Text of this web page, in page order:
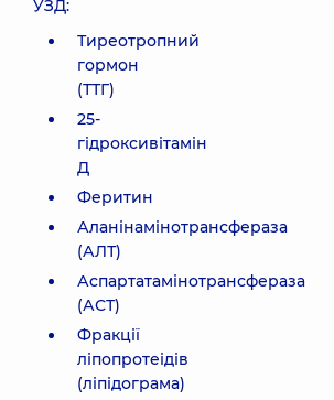
УЗД:
Тиреотропний
гормон
(ТТГ)
25-
гідроксивітамін
Д
Феритин
Аланінамінотрансфераза
(АЛТ)
Аспартатамінотрансфераза
(АСТ)
Фракції
ліпопротеідів
(ліпідограма)